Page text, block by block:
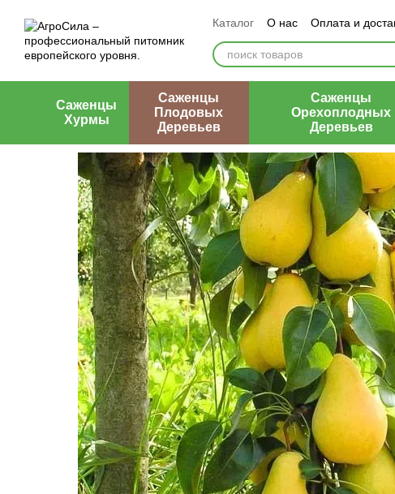
Каталог О нас Оплата и
Контакты
Отзывы о магазине
Саженцы
Хурмы
Саженцы
Плодовых
Деревьев
Саженцы
Орехоплодных
Деревьев